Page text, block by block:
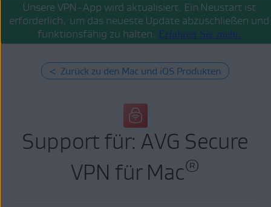
Unsere VPN-App wird aktualisiert. Ein Neustart ist
erforderlich, um das neueste Update abzuschließen und
funktionsfähig zu halten. Erfahren Sie mehr.
< Zurück zu den Mac und iOS Produkten
Support für: AVG Secure
VPN für Mac®